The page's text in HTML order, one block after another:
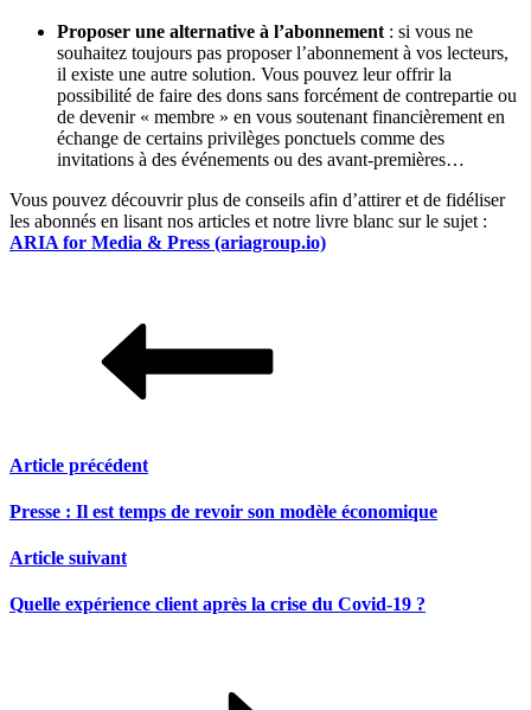
Proposer une alternative à l’abonnement : si vous ne
souhaitez toujours pas proposer l’abonnement à vos lecteurs,
il existe une autre solution. Vous pouvez leur offrir la
possibilité de faire des dons sans forcément de contrepartie ou
de devenir « membre » en vous soutenant financièrement en
échange de certains privilèges ponctuels comme des
invitations à des événements ou des avant-premières…
Vous pouvez découvrir plus de conseils afin d’attirer et de fidéliser
les abonnés en lisant nos articles et notre livre blanc sur le sujet :
ARIA for Media & Press (ariagroup.io)
Article précédent
Presse : Il est temps de revoir son modèle économique
Article suivant
Quelle expérience client après la crise du Covid-19 ?